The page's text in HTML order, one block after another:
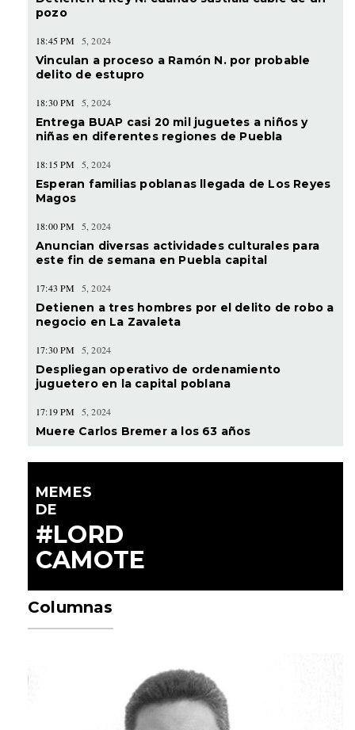
pozo
18:45 PM 5, 2024
Vinculan a proceso a Ramón N. por probable
delito de estupro
18:30 PM 5, 2024
Entrega BUAP casi 20 mil juguetes a niños y
niñas en diferentes regiones de Puebla
18:15 PM 5, 2024
Esperan familias poblanas llegada de Los Reyes
Magos
18:00 PM 5, 2024
Anuncian diversas actividades culturales para
este fin de semana en Puebla capital
17:43 PM 5, 2024
Detienen a tres hombres por el delito de robo a
negocio en La Zavaleta
17:30 PM 5, 2024
Despliegan operativo de ordenamiento
juguetero en la capital poblana
17:19 PM 5, 2024
Muere Carlos Bremer a los 63 años
MEMES
DE
#LORD
CAMOTE
Columnas